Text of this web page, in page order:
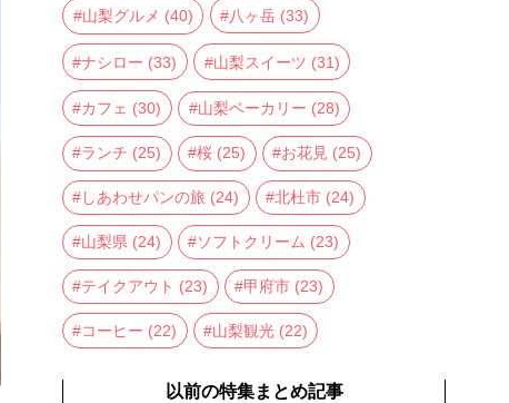
山梨グルメ (40) 八ヶ岳 (33)
ナシロー (33) 山梨スイーツ (31)
カフェ (30) 山梨ベーカリー (28)
ランチ (25) 桜 (25) お花見 (25)
しあわせパンの旅 (24) 北杜市 (24)
山梨県 (24) ソフトクリーム (23)
テイクアウト (23) 甲府市 (23)
コーヒー (22) 山梨観光 (22)
以前の特集まとめ記事